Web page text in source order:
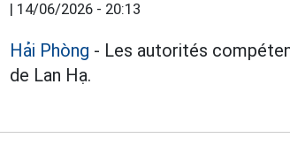
14/06/2026 - 20:13
Hải Phòng - Les autorités
de Lan Hạ.